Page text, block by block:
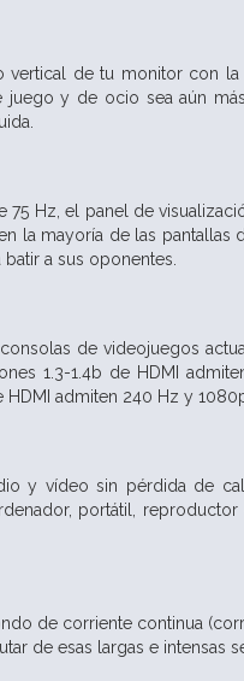
vertical de tu monitor con
y de ocio sea aún
75 Hz, el panel de
la mayoría de las
a sus oponentes.
de videojuegos
1.3-1.4b de HDMI
admiten 240 Hz y
y vídeo sin pérdida de
portátil,
de corriente continua
de esas largas e